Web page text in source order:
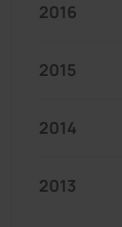
2016
2015
2014
2013